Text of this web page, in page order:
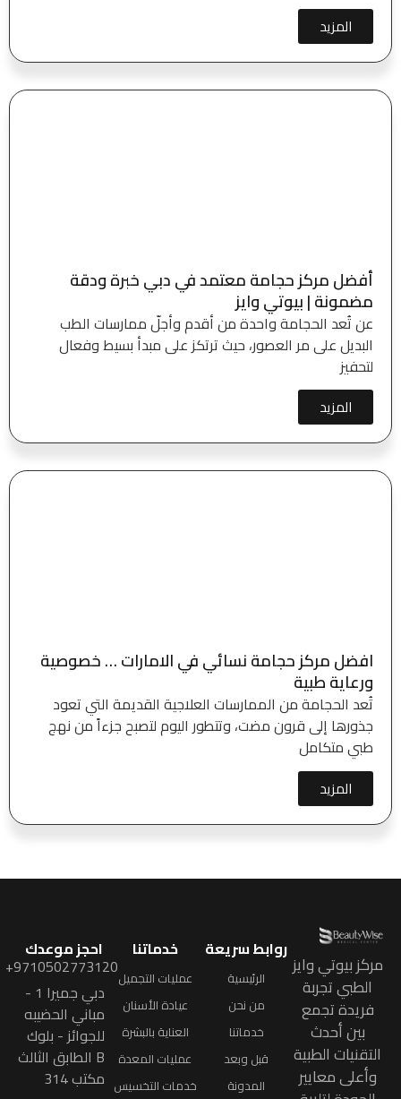
المزيد
أفضل مركز حجامة معتمد في دبي خبرة ودقة
مضمونة | بيوتي وايز
عن تُعد الحجامة واحدة من أقدم وأجلّ ممارسات الطب
البديل على مر العصور، حيث ترتكز على مبدأ بسيط وفعال
لتحفيز
المزيد
افضل مركز حجامة نسائي في الامارات … خصوصية
ورعاية طبية
تُعد الحجامة من الممارسات العلاجية القديمة التي تعود
جذورها إلى قرون مضت، وتتطور اليوم لتصبح جزءاً من نهج
طبي متكامل
المزيد
مركز بيوتي وايز
الطبي تجربة
فريدة تجمع
بين أحدث
التقنيات الطبية
وأعلى معايير
روابط سريعة
الرئيسية
من نحن
خدماتنا
قبل وبعد
المدونة
خدماتنا
عمليات التجميل
عيادة الأسنان
العناية بالبشرة
عمليات المعدة
خدمات التخسيس
احجز موعدك
9710502773120+
دبي جميرا 1 -
مباني الحضيبه
للجوائز - بلوك
B الطابق الثالث
مكتب 314